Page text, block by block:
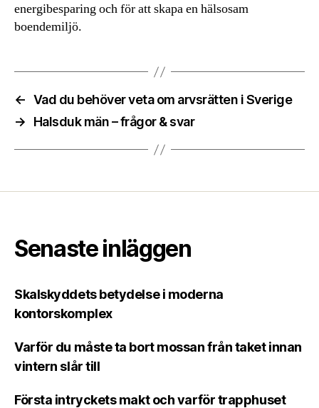
energibesparing och för att skapa en hälsosam
boendemiljö.
← Vad du behöver veta om arvsrätten i Sverige
→
Halsduk män – frågor & svar
Senaste inläggen
Skalskyddets betydelse i moderna
kontorskomplex
Varför du måste ta bort mossan från taket innan
vintern slår till
Första intryckets makt och varför trapphuset